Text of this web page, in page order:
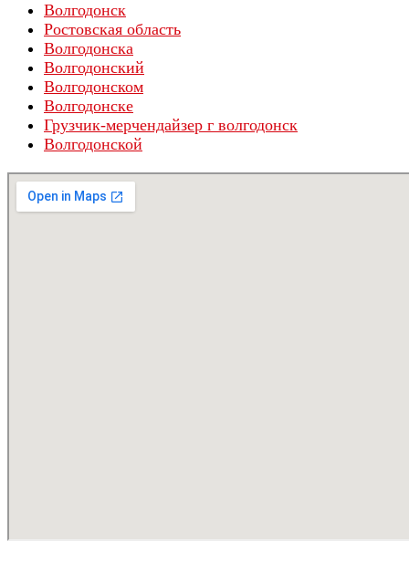
Волгодонск
Ростовская область
Волгодонска
Волгодонский
Волгодонском
Волгодонске
Грузчик-мерчендайзер г волгодонск
Волгодонской